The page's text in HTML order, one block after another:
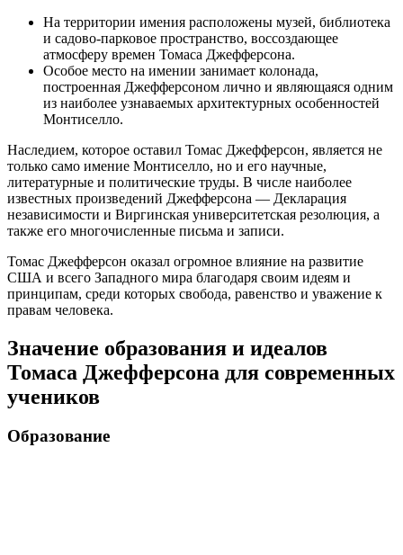
На территории имения расположены музей, библиотека
и садово-парковое пространство, воссоздающее
атмосферу времен Томаса Джефферсона.
Особое место на имении занимает колонада,
построенная Джефферсоном лично и являющаяся одним
из наиболее узнаваемых архитектурных особенностей
Монтиселло.
Наследием, которое оставил Томас Джефферсон, является не
только само имение Монтиселло, но и его научные,
литературные и политические труды. В числе наиболее
известных произведений Джефферсона — Декларация
независимости и Виргинская университетская резолюция, а
также его многочисленные письма и записи.
Томас Джефферсон оказал огромное влияние на развитие
США и всего Западного мира благодаря своим идеям и
принципам, среди которых свобода, равенство и уважение к
правам человека.
Значение образования и идеалов
Томаса Джефферсона для современных
учеников
Образование